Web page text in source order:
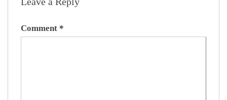
Comment *